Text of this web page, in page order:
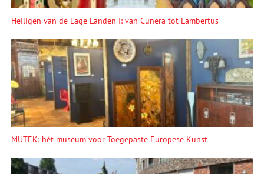
Heiligen van de Lage Landen I: van Cunera tot Lambertus
MUTEK: hét museum voor Toegepaste Europese Kunst